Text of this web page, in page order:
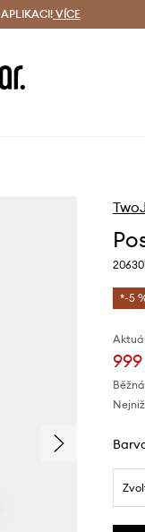
i do 24 h VÍCE
*-5